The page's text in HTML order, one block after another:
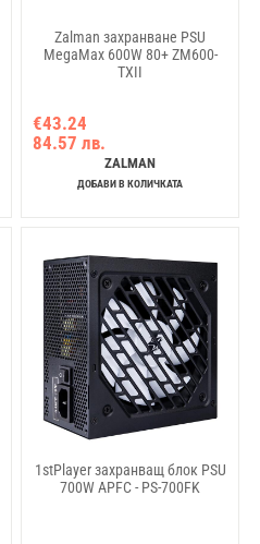
Zalman захранване PSU
MegaMax 600W 80+ ZM600-
TXII
€43.24
84.57 лв.
ZALMAN
ДОБАВИ В КОЛИЧКАТА
1stPlayer захранващ блок PSU
700W APFC - PS-700FK